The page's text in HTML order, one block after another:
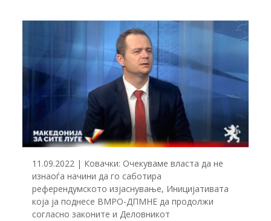
11.09.2022 | Ковачки: Очекуваме власта да не
изнаоѓа начини да го саботира
референдумското изјаснување, Иницијативата
која ја поднесе ВМРО-ДПМНЕ да продолжи
согласно законите и Деловникот